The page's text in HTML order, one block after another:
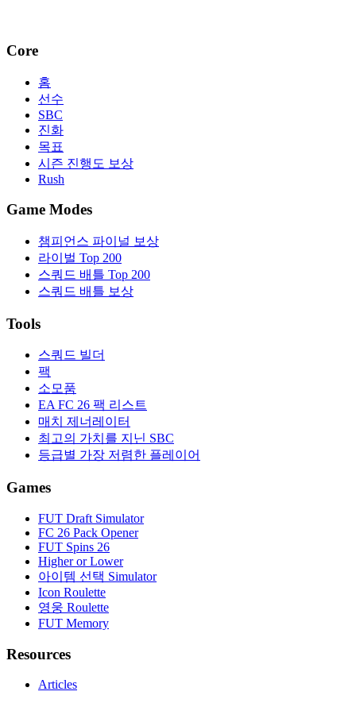
Core
홈
선수
SBC
진화
목표
시즌 진행도 보상
Rush
Game Modes
챔피언스 파이널 보상
라이벌 Top 200
스쿼드 배틀 Top 200
스쿼드 배틀 보상
Tools
스쿼드 빌더
팩
소모품
EA FC 26 팩 리스트
매치 제너레이터
최고의 가치를 지닌 SBC
등급별 가장 저렴한 플레이어
Games
FUT Draft Simulator
FC 26 Pack Opener
FUT Spins 26
Higher or Lower
아이템 선택 Simulator
Icon Roulette
영웅 Roulette
FUT Memory
Resources
Articles